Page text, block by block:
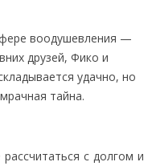
воодушевления —
друзей, Фико и
удачно, но
тайна.
с долгом и